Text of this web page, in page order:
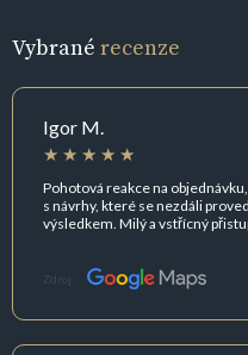
Vybrané recenze
Igor M.
Pohotová reakce na
s návrhy, které se nezdáli
výsledkem. Milý a vstřícný
Zdroj: